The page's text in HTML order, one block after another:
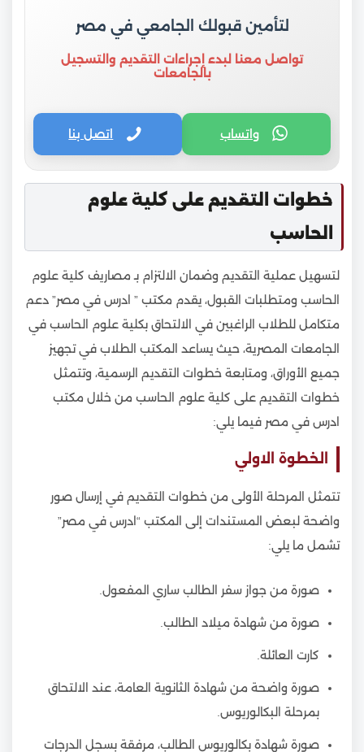
لتأمين قبولك الجامعي في مصر
تواصل معنا لبدء إجراءات التقديم والتسجيل
بالجامعات
واتساب اتصل بنا
خطوات التقديم على كلية علوم
الحاسب
لتسهيل عملية التقديم وضمان الالتزام بـ مصاريف كلية علوم
الحاسب ومتطلبات القبول، يقدم مكتب ” ادرس في مصر” دعم
متكامل للطلاب الراغبين في الالتحاق بكلية علوم الحاسب في
الجامعات المصرية، حيث يساعد المكتب الطلاب في تجهيز
جميع الأوراق، ومتابعة خطوات التقديم الرسمية، وتتمثل
خطوات التقديم على كلية علوم الحاسب من خلال مكتب
ادرس في مصر فيما يلي:
الخطوة الاولي
تتمثل المرحلة الأولى من خطوات التقديم في إرسال صور
واضحة لبعض المستندات إلى المكتب “ادرس في مصر”
تشمل ما يلي:
صورة من جواز سفر الطالب ساري المفعول.
صورة من شهادة ميلاد الطالب.
كارت العائلة.
صورة واضحة من شهادة الثانوية العامة، عند الالتحاق
بمرحلة البكالوريوس.
صورة شهادة بكالوريوس الطالب، مرفقة بسجل الدرجات